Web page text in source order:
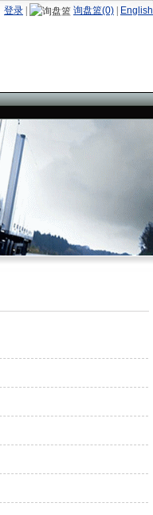
登录 询盘篮(0) English